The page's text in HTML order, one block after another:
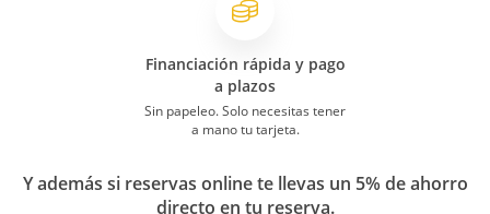
Financiación rápida y pago
a plazos
Sin papeleo. Solo necesitas tener
a mano tu tarjeta.
Y además si reservas online te llevas un 5% de ahorro
directo en tu reserva.